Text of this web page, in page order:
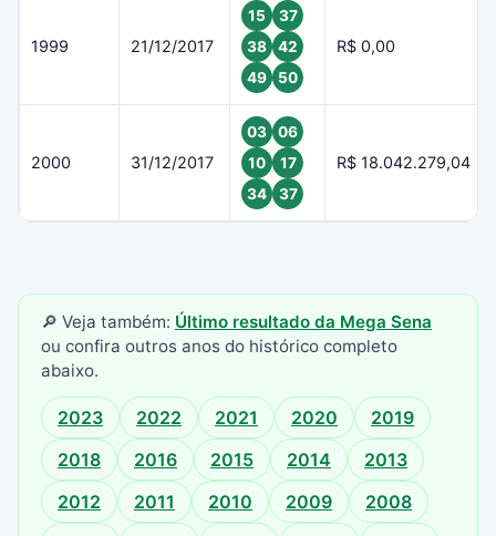
1999 21/12/2017
15
37
38
42
49
50
R$ 0,00
2000 31/12/2017
03
06
10
17
34
37
R$ 18.042.279,04
🔎 Veja também: Último resultado da Mega Sena
ou confira outros anos do histórico completo
abaixo.
2023 2022 2021 2020
2019
2018
2016 2015 2014
2013
2012
2011 2010 2009
2008